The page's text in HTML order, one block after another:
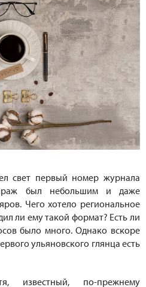
свет первый номер журнала
был небольшим и даже
Чего хотело региональное
ли ему такой формат? Есть ли
было много. Однако вскоре
ульяновского глянца есть
известный, по-прежнему